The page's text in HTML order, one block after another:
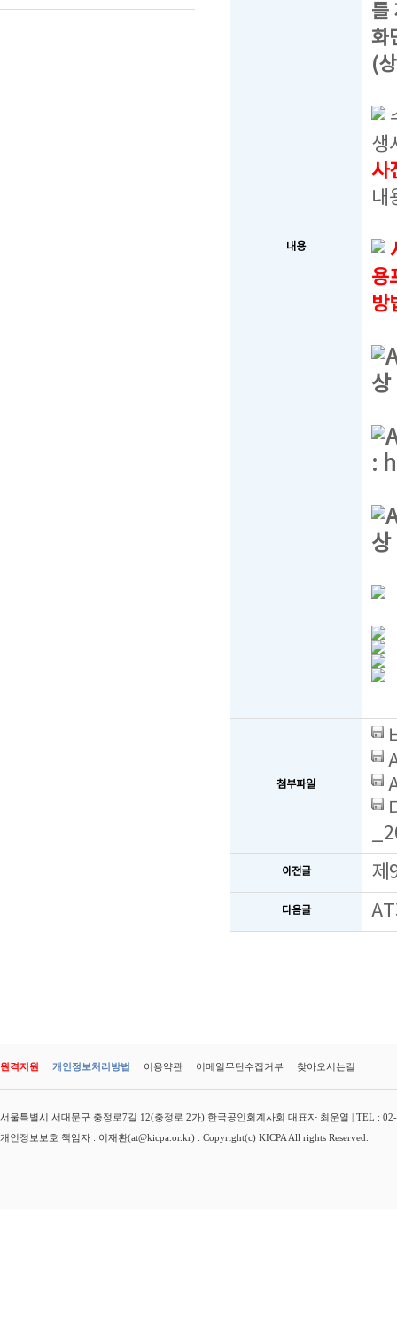
내용
를
화
(
생
사
내
용
방
상
:
상
첨부파일
이전글 제
다음글
원격지원 개인정보처리방법 이용약관 이메일무단수집거부 찾아오시는길
서울특별시 서대문구 충정로7길 12(충정로 2가) 한국공인회계사회 대표자 최운열 | TEL :
개인정보보호 책임자 : 이재환(at@kicpa.or.kr) : Copyright(c) KICPA All rights Reserved.